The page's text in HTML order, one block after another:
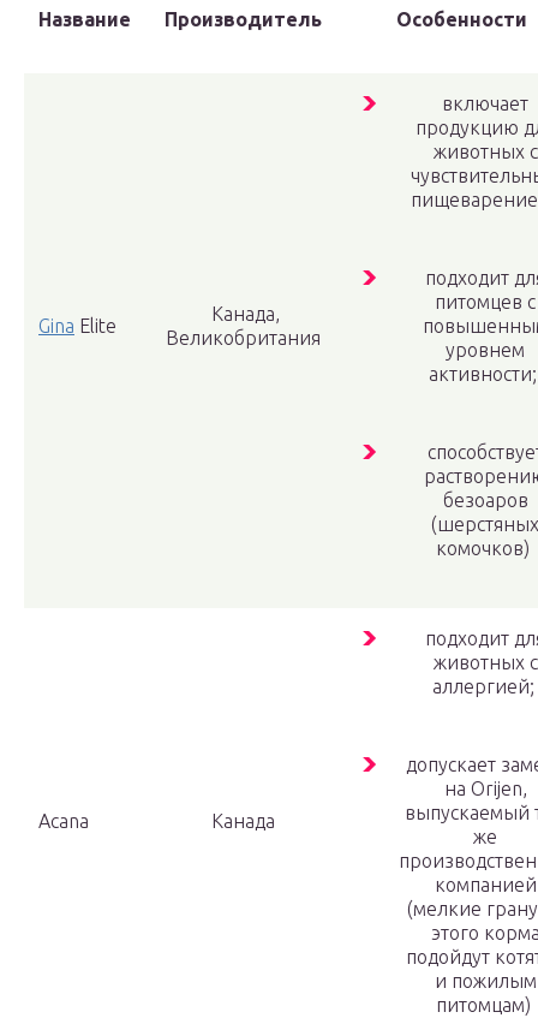
Название Производитель Особенности
Gina Elite
Канада,
Великобритания
включает
продукцию
животных с
подходит
питомцев с
уровнем
безоаров
(шерстяных
комочков)
Acana Канада
подходит
животных с
аллергией;
допускает
на Orijen,
выпускаемый
же
компанией
(мелкие
этого
подойдут
и пожилым
питомцам)